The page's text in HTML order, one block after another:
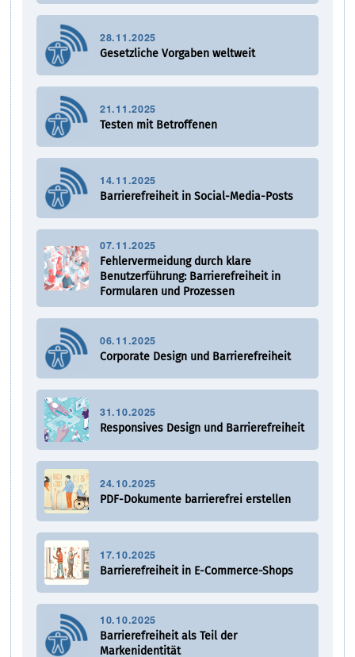
28.11.2025
Gesetzliche Vorgaben weltweit
21.11.2025
Testen mit Betroffenen
14.11.2025
Barrierefreiheit in Social-Media-Posts
07.11.2025
Fehlervermeidung durch klare
Benutzerführung: Barrierefreiheit in
Formularen und Prozessen
06.11.2025
Corporate Design und Barrierefreiheit
31.10.2025
Responsives Design und Barrierefreiheit
24.10.2025
PDF-Dokumente barrierefrei erstellen
17.10.2025
Barrierefreiheit in E-Commerce-Shops
10.10.2025
Barrierefreiheit als Teil der
Markenidentität